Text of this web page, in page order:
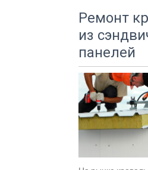
Ремонт
из
панелей